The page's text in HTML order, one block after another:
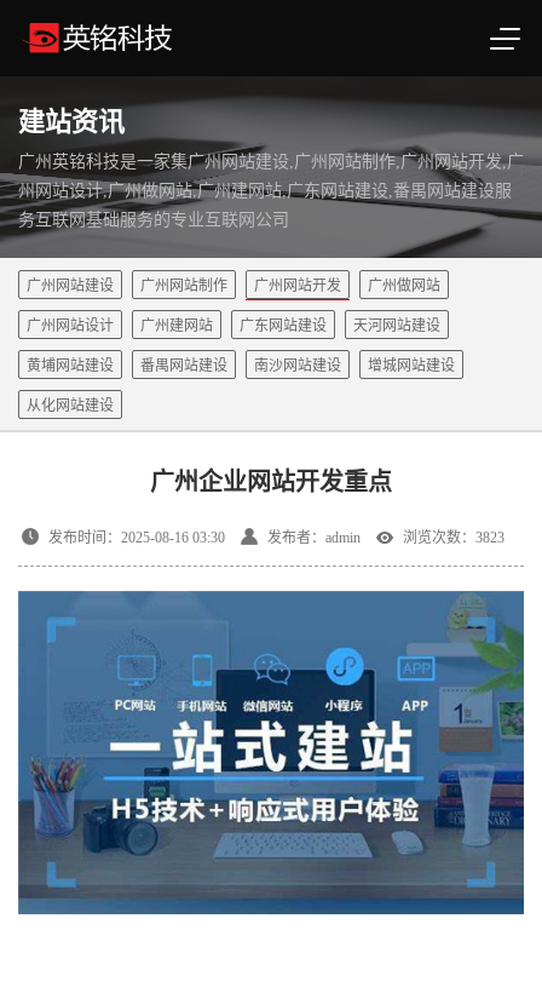
建站资讯
广州英铭科技是一家集广州网站建设,广州网站制作,广州网站开发,广
州网站设计,广州做网站,广州建网站,广东网站建设,番禺网站建设服
务互联网基础服务的专业互联网公司
广州网站建设 广州网站制作 广州网站开发 广州做网站
广州网站设计 广州建网站 广东网站建设 天河网站建设
黄埔网站建设 番禺网站建设 南沙网站建设 增城网站建设
从化网站建设
广州企业网站开发重点
发布时间：2025-08-16 03:30 发布者：admin 浏览次数：3823